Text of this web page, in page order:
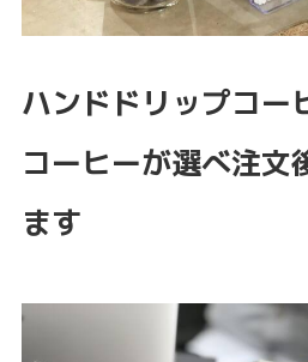
ハンドドリップコー
コーヒーが選べ注文
ます